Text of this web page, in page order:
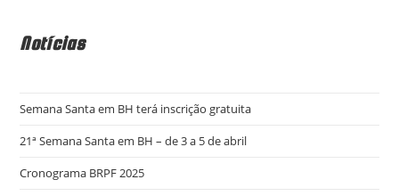
Notícias
Semana Santa em BH terá inscrição gratuita
21ª Semana Santa em BH – de 3 a 5 de abril
Cronograma BRPF 2025